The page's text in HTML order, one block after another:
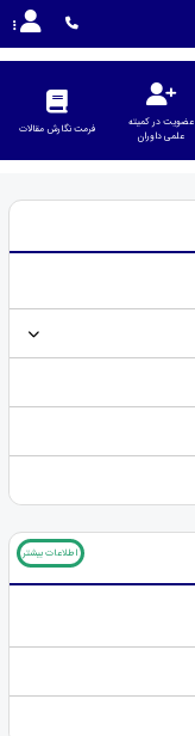
عضویت در کمیته
علمی داوران
فرمت نگارش مقالات
اطلاعات بیشتر